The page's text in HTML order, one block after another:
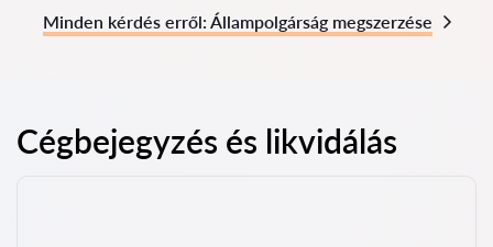
Minden kérdés erről: Állampolgárság megszerzése
Cégbejegyzés és likvidálás